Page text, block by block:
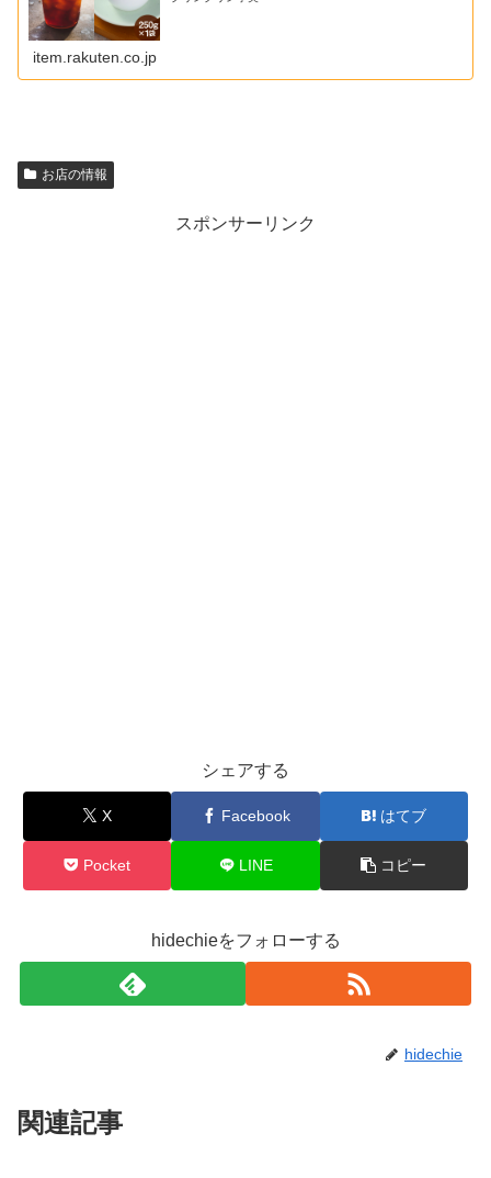
item.rakuten.co.jp
お店の情報
スポンサーリンク
シェアする
X Facebook はてブ
Pocket LINE コピー
hidechieをフォローする
hidechie
関連記事